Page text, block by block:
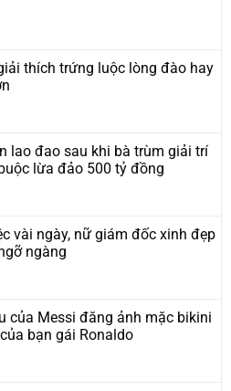
thích trứng luộc lòng đào hay
lao đao sau khi bà trùm giải trí
lừa đảo 500 tỷ đồng
vài ngày, nữ giám đốc xinh đẹp
ngàng
của Messi đăng ảnh mặc bikini
bạn gái Ronaldo